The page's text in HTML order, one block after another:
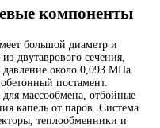
компоненты
большой диаметр и
двутаврового сечения,
около 0,093 МПа.
постамент.
массообмена, отбойные
капель от паров. Система
теплообменники и